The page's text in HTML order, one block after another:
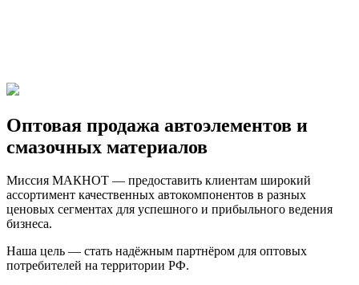
Оптовая продажа автоэлементов и
смазочных материалов
Миссия МАКНОТ — предоставить клиентам широкий
ассортимент качественных автокомпонентов в разных
ценовых сегментах для успешного и прибыльного ведения
бизнеса.
Наша цель — стать надёжным партнёром для оптовых
потребителей на территории РФ.